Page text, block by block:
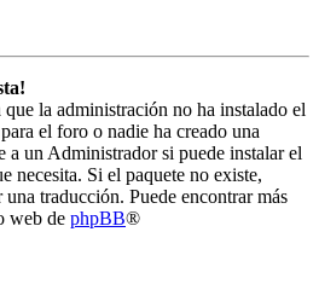
que la administración no ha instalado el
el foro o nadie ha creado una
a un Administrador si puede instalar el
necesita. Si el paquete no existe,
una traducción. Puede encontrar más
web de phpBB®